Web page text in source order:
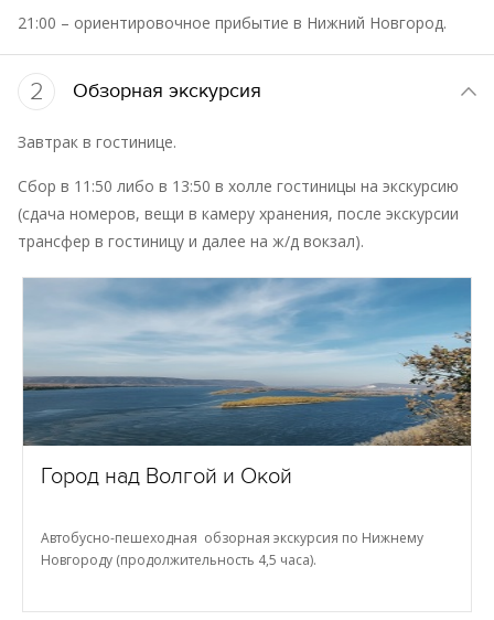
21:00 – ориентировочное прибытие в Нижний Новгород.
2 Обзорная экскурсия
Завтрак в гостинице.
Сбор в 11:50 либо в 13:50 в холле гостиницы на экскурсию
(сдача номеров, вещи в камеру хранения, после экскурсии
трансфер в гостиницу и далее на ж/д вокзал).
Город над Волгой и Окой
Автобусно-пешеходная обзорная экскурсия по Нижнему
Новгороду (продолжительность 4,5 часа).